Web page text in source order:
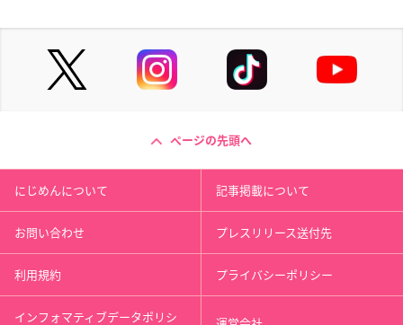
ページの先頭へ
にじめんについて 記事掲載について
お問い合わせ プレスリリース送付先
利用規約 プライバシーポリシー
インフォマティブデータポリシ